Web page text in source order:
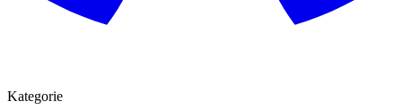
Kategorie